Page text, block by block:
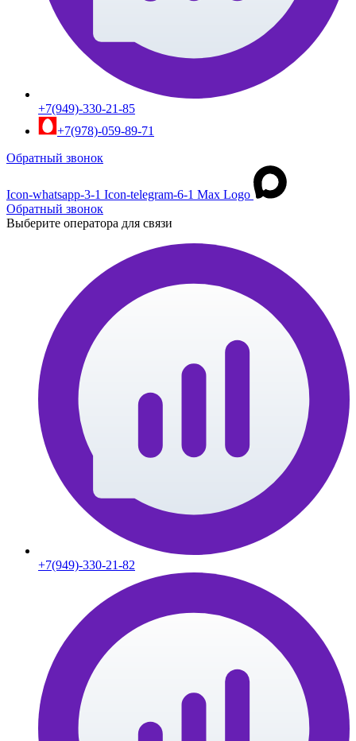
+7(949)-330-21-85
+7(978)-059-89-71
Обратный звонок
Icon-whatsapp-3-1 Icon-telegram-6-1 Max Logo
Обратный звонок
Выберите оператора для связи
+7(949)-330-21-82